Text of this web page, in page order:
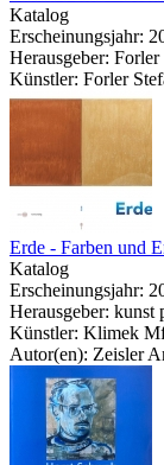
Katalog
Erscheinungsjahr:
Herausgeber: Forler
Künstler: Forler
Erde - Farben und
Katalog
Erscheinungsjahr:
Herausgeber: kunst
Künstler: Klimek
Autor(en): Zeisler